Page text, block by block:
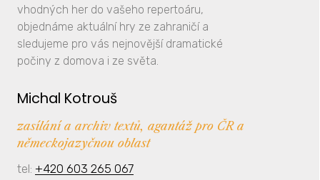
vhodných her do vašeho repertoáru,
objednáme aktuální hry ze zahraničí a
sledujeme pro vás nejnovější dramatické
počiny z domova i ze světa.
Michal Kotrouš
zasílání a archiv textů, agantáž pro ČR a
německojazyčnou oblast
tel: +420 603 265 067